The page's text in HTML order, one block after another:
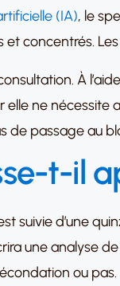
(IA), le
concentrés.
À
elle ne
de passage au
t-il
suivie d’une
une analyse
ou